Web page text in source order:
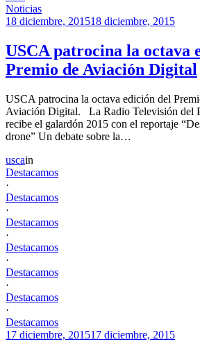
Noticias
18 diciembre, 201518 diciembre, 2015
USCA patrocina la octava
Premio de Aviación Digital
USCA patrocina la octava edición del
Aviación Digital. La Radio Televisión del
recibe el galardón 2015 con el reportaje
drone” Un debate sobre la…
uscain
Destacamos
·
Destacamos
·
Destacamos
·
Destacamos
·
Destacamos
·
Destacamos
·
Destacamos
17 diciembre, 201517 diciembre, 2015